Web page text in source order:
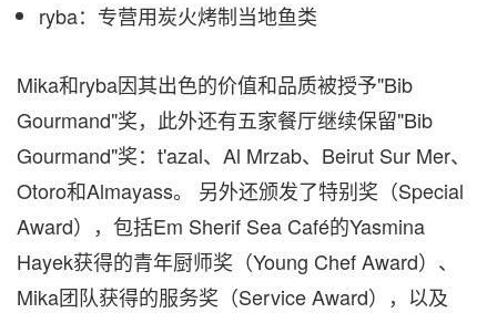
ryba：专营用炭火烤制当地鱼类
Mika和ryba因其出色的价值和品质被授予"Bib
Gourmand"奖，此外还有五家餐厅继续保留"Bib
Gourmand"奖：t'azal、Al Mrzab、Beirut Sur Mer、
Otoro和Almayass。 另外还颁发了特别奖（Special
Award），包括Em Sherif Sea Café的Yasmina
Hayek获得的青年厨师奖（Young Chef Award）、
Mika团队获得的服务奖（Service Award），以及